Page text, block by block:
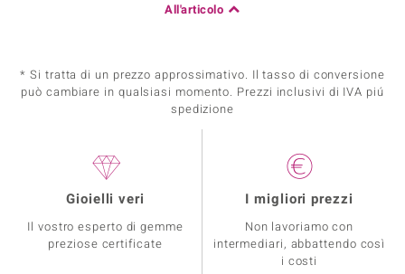
All'articolo
* Si tratta di un prezzo approssimativo. Il tasso di conversione
può cambiare in qualsiasi momento. Prezzi inclusivi di IVA piú
spedizione
Gioielli veri
Il vostro esperto di gemme
preziose certificate
I migliori prezzi
Non lavoriamo con
intermediari, abbattendo così
i costi